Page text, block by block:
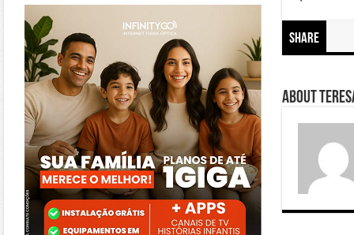
Share
About
https://www.infinitygo.com.br/